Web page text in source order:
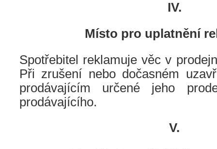
IV.
Místo pro uplatnění
Spotřebitel reklamuje věc v
Při zrušení nebo dočasném
prodávajícím určené jeho
prodávajícího.
V.